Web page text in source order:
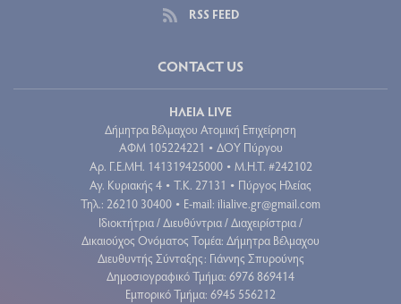
RSS FEED
CONTACT US
ΗΛΕΙΑ LIVE
Δήμητρα Βέλμαχου Ατομική Επιχείρηση
ΑΦΜ 105224221 • ΔΟΥ Πύργου
Aρ. Γ.Ε.ΜΗ. 141319425000 • Μ.Η.Τ. #242102
Αγ. Κυριακής 4 • Τ.Κ. 27131 • Πύργος Ηλείας
Τηλ.: 26210 30400 • E-mail: ilialive.gr@gmail.com
Ιδιοκτήτρια / Διευθύντρια / Διαχειρίστρια /
Δικαιούχος Ονόματος Τομέα: Δήμητρα Βέλμαχου
Διευθυντής Σύνταξης: Γιάννης Σπυρούνης
Δημοσιογραφικό Τμήμα: 6976 869414
Εμπορικό Τμήμα: 6945 556212